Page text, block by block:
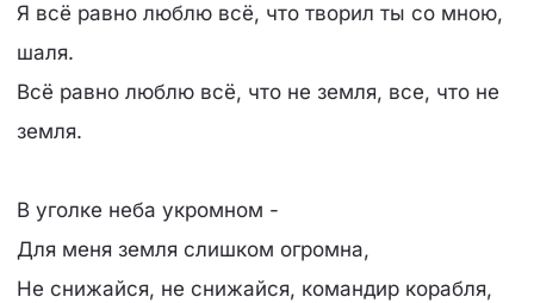
Я всё равно люблю всё, что творил ты со мною,
шаля.
Всё равно люблю всё, что не земля, все, что не
земля.
В уголке неба укромном -
Для меня земля слишком огромна,
Не снижайся, не снижайся, командир корабля,